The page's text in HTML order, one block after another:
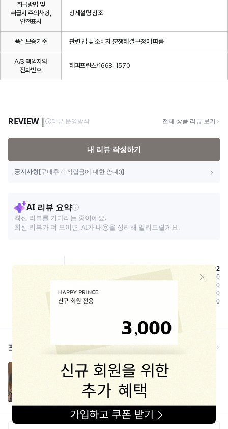
취급방법 및
취급시 주의사항,
안전표시
상세설명 참조
품질보증기준 관련 법 및 소비자 분쟁해결 규정에 따름
A/S 책임자와
전화번호
해피프린스/1668-1570